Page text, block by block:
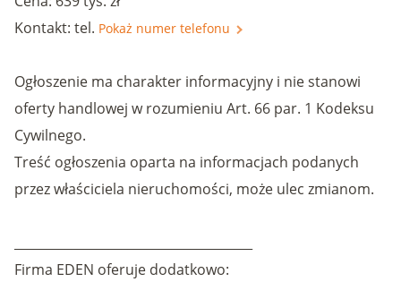
Kontakt: tel. Pokaż numer telefonu
Ogłoszenie ma charakter informacyjny i nie stanowi
oferty handlowej w rozumieniu Art. 66 par. 1 Kodeksu
Cywilnego.
Treść ogłoszenia oparta na informacjach podanych
przez właściciela nieruchomości, może ulec zmianom.
Firma EDEN oferuje dodatkowo: